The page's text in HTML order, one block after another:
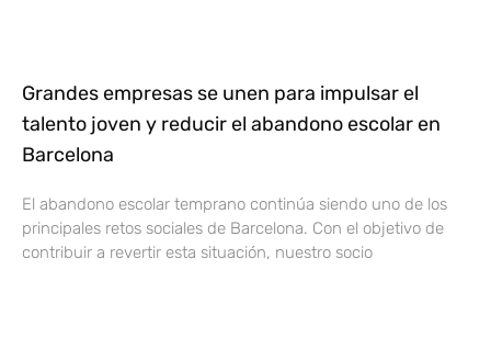
Grandes empresas se unen para impulsar el
talento joven y reducir el abandono escolar en
Barcelona
El abandono escolar temprano continúa siendo uno de los
principales retos sociales de Barcelona. Con el objetivo de
contribuir a revertir esta situación, nuestro socio